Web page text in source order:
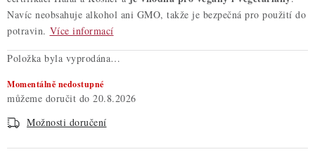
Navíc neobsahuje alkohol ani GMO, takže je bezpečná pro použití do
potravin. Více informací
Položka byla vyprodána…
Momentálně nedostupné
20.8.2026
Možnosti doručení